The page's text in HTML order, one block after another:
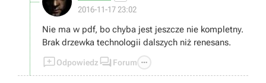
2016-11-17 23:02
Nie ma w pdf, bo chyba jest jeszcze nie kompletny.
Brak drzewka technologii dalszych niż renesans.
Odpowiedz  Forum 